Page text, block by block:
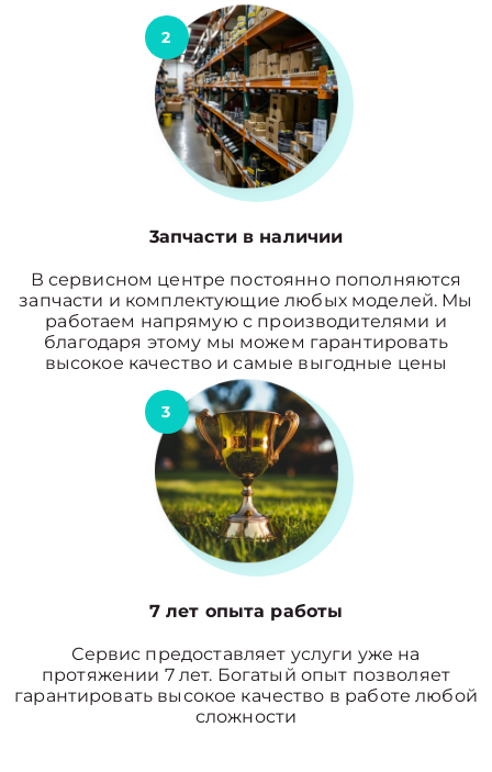
2
3апчасти в наличии
В сервисном центре постоянно пополняются
запчасти и комплектующие любых моделей. Мы
работаем напрямую с производителями и
благодаря этому мы можем гарантировать
высокое качество и самые выгодные цены
3
7 лет опыта работы
Сервис предоставляет услуги уже на
протяжении 7 лет. Богатый опыт позволяет
гарантировать высокое качество в работе любой
сложности